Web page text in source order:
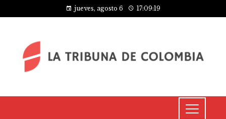
jueves, agosto 6 17:09:19